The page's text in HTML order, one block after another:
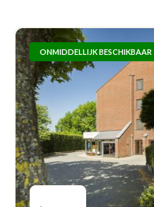
ONMIDDELLIJK BESCHIKBAAR